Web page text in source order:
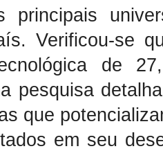
principais
Verificou-se
de
pesquisa
que
em seu